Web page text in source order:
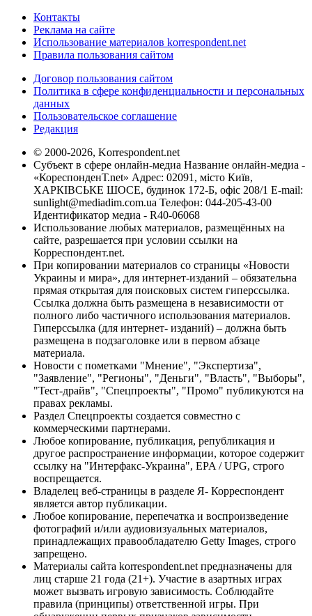
Контакты
Реклама на сайте
Использование материалов korrespondent.net
Правила пользования сайтом
Договор пользования сайтом
Политика в сфере конфиденциальности и персональных
данных
Пользовательское соглашение
Редакция
© 2000-2026, Korrespondent.net
Субъект в сфере онлайн-медиа Название онлайн-медиа -
«КореспонденТ.net» Адрес: 02091, місто Київ,
ХАРКІВСЬКЕ ШОСЕ, будинок 172-Б, офіс 208/1 E-mail:
sunlight@mediadim.com.ua Телефон: 044-205-43-00
Идентификатор медиа - R40-06068
Использование любых материалов, размещённых на
сайте, разрешается при условии ссылки на
Корреспондент.net.
При копировании материалов со страницы «Новости
Украины и мира», для интернет-изданий – обязательна
прямая открытая для поисковых систем гиперссылка.
Ссылка должна быть размещена в независимости от
полного либо частичного использования материалов.
Гиперссылка (для интернет- изданий) – должна быть
размещена в подзаголовке или в первом абзаце
материала.
Новости с пометками "Мнение", "Экспертиза",
"Заявление", "Регионы", "Деньги", "Власть", "Выборы",
"Тест-драйв", "Спецпроекты", "Промо" публикуются на
правах рекламы.
Раздел Спецпроекты создается совместно с
коммерческими партнерами.
Любое копирование, публикация, републикация и
другое распространение информации, которое содержит
ссылку на "Интерфакс-Украина", EPA / UPG, строго
воспрещается.
Владелец веб-страницы в разделе Я- Корреспондент
является автор публикации.
Любое копирование, перепечатка и воспроизведение
фотографий и/или аудиовизуальных материалов,
принадлежащих правообладателю Getty Images, строго
запрещено.
Материалы сайта korrespondent.net предназначены для
лиц старше 21 года (21+). Участие в азартных играх
может вызвать игровую зависимость. Соблюдайте
правила (принципы) ответственной игры. При